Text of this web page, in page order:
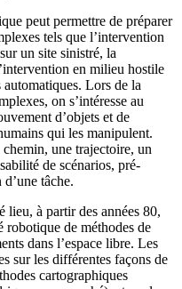
peut permettre de préparer
tels que l’intervention
un site sinistré, la
en milieu hostile
Lors de la
on s’intéresse au
d’objets et de
qui les manipulent.
une trajectoire, un
de scénarios, pré-
tâche.
lieu, à partir des années 80,
robotique de méthodes de
dans l’espace libre. Les
sur les différentes façons de
cartographiques